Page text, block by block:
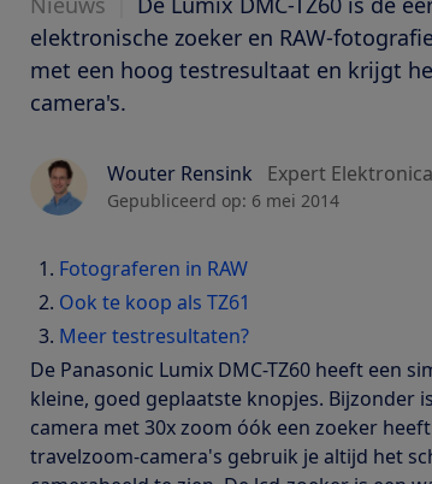
elektronische zoeker en RAW-
met een hoog testresultaat en krijgt
camera's.
Wouter Rensink Expert Elektronica
Gepubliceerd op: 6 mei 2014
Fotograferen in RAW
Ook te koop als TZ61
Meer testresultaten?
De Panasonic Lumix DMC-TZ60 heeft een
kleine, goed geplaatste knopjes. Bijzonder
camera met 30x zoom óók een zoeker
travelzoom-camera's gebruik je altijd het